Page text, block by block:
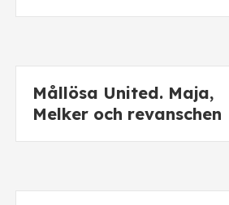
Mållösa United. Maja,
Melker och revanschen